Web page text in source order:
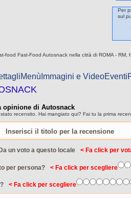
Per
sul
food Fast-Food Autosnack nella città di ROMA -
Menù Immagini e VideoEventi
opinione di Autosnack
recensito. Hai mangiato qui? Fai tu la prima
Da un voto a questo locale < Fa click per
per persona? < Fa click per scegliere
< Fa click per scegliere